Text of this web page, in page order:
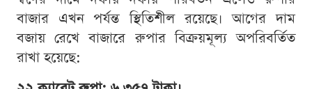
বাজার এখন পর্যন্ত স্থিতিশীল রয়েছে। আগের দাম
বজায় রেখে বাজারে রুপার বিক্রয়মূল্য অপরিবর্তিত
রাখা হয়েছে: